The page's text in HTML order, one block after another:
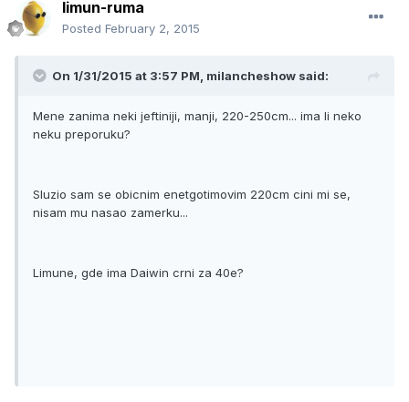
limun-ruma
Posted February 2, 2015
On 1/31/2015 at 3:57 PM, milancheshow said:
Mene zanima neki jeftiniji, manji, 220-250cm... ima li neko
neku preporuku?
Sluzio sam se obicnim enetgotimovim 220cm cini mi se,
nisam mu nasao zamerku...
Limune, gde ima Daiwin crni za 40e?